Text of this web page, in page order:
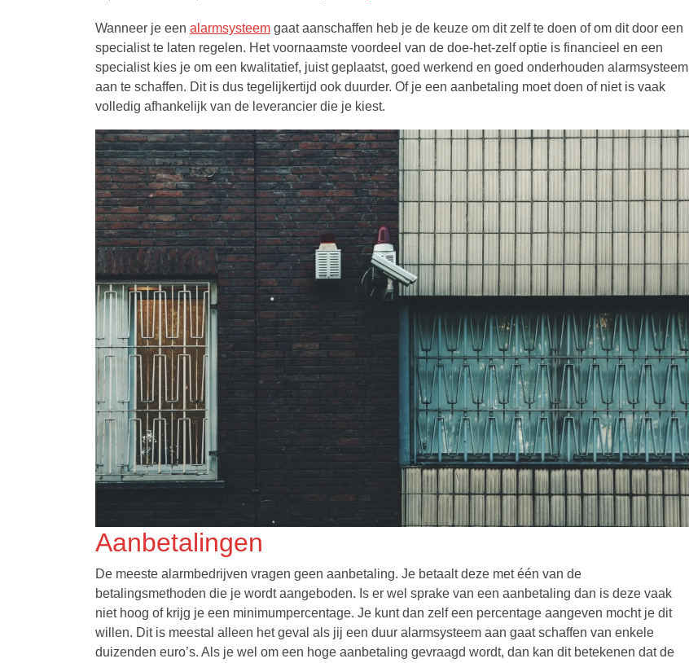
Wanneer je een alarmsysteem gaat aanschaffen heb je de keuze om dit zelf te doen of om dit door een
specialist te laten regelen. Het voornaamste voordeel van de doe-het-zelf optie is financieel en een
specialist kies je om een kwalitatief, juist geplaatst, goed werkend en goed onderhouden alarmsysteem
aan te schaffen. Dit is dus tegelijkertijd ook duurder. Of je een aanbetaling moet doen of niet is vaak
volledig afhankelijk van de leverancier die je kiest.
Aanbetalingen
De meeste alarmbedrijven vragen geen aanbetaling. Je betaalt deze met één van de
betalingsmethoden die je wordt aangeboden. Is er wel sprake van een aanbetaling dan is deze vaak
niet hoog of krijg je een minimumpercentage. Je kunt dan zelf een percentage aangeven mocht je dit
willen. Dit is meestal alleen het geval als jij een duur alarmsysteem aan gaat schaffen van enkele
duizenden euro’s. Als je wel om een hoge aanbetaling gevraagd wordt, dan kan dit betekenen dat de